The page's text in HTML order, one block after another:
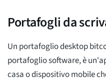
Portafogli da
Un portafoglio desktop
portafoglio software, è
casa o dispositivo mobile